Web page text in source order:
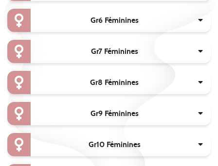
Gr6 Féminines
Gr7 Féminines
Gr8 Féminines
Gr9 Féminines
Gr10 Féminines